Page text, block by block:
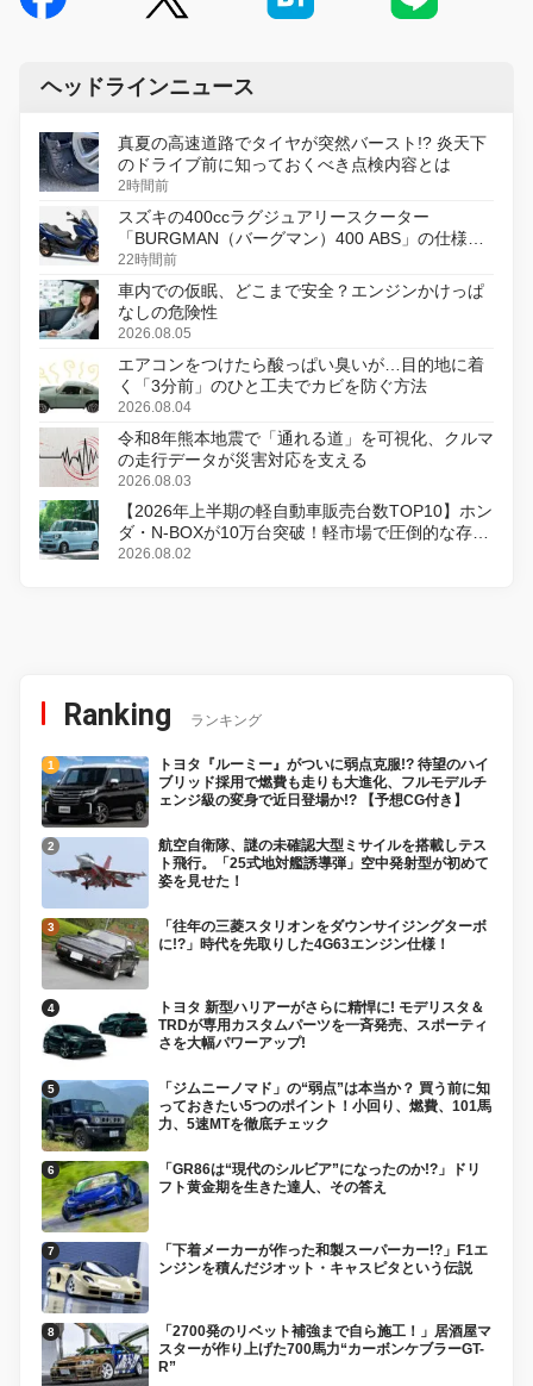
ヘッドラインニュース
真夏の高速道路でタイヤが突然バースト!? 炎天下
のドライブ前に知っておくべき点検内容とは
2時間前
スズキの400ccラグジュアリースクーター
「BURGMAN（バーグマン）400 ABS」の仕様を
変更し、8月18日に発売
22時間前
車内での仮眠、どこまで安全？エンジンかけっぱ
なしの危険性
2026.08.05
エアコンをつけたら酸っぱい臭いが…目的地に着
く「3分前」のひと工夫でカビを防ぐ方法
2026.08.04
令和8年熊本地震で「通れる道」を可視化、クルマ
の走行データが災害対応を支える
2026.08.03
【2026年上半期の軽自動車販売台数TOP10】ホン
ダ・N-BOXが10万台突破！軽市場で圧倒的な存在
感
2026.08.02
Ranking ランキング
トヨタ『ルーミー』がついに弱点克服!? 待望のハイ
ブリッド採用で燃費も走りも大進化、フルモデルチ
ェンジ級の変身で近日登場か!? 【予想CG付き】
航空自衛隊、謎の未確認大型ミサイルを搭載しテス
ト飛行。「25式地対艦誘導弾」空中発射型が初めて
姿を見せた！
「往年の三菱スタリオンをダウンサイジングターボ
に!?」時代を先取りした4G63エンジン仕様！
トヨタ 新型ハリアーがさらに精悍に! モデリスタ＆
TRDが専用カスタムパーツを一斉発売、スポーティ
さを大幅パワーアップ!
「ジムニーノマド」の“弱点”は本当か？ 買う前に知
っておきたい5つのポイント！小回り、燃費、101馬
力、5速MTを徹底チェック
「GR86は“現代のシルビア”になったのか!?」ドリ
フト黄金期を生きた達人、その答え
「下着メーカーが作った和製スーパーカー!?」F1エ
ンジンを積んだジオット・キャスピタという伝説
「2700発のリベット補強まで自ら施工！」居酒屋マ
スターが作り上げた700馬力“カーボンケブラーGT-
R”